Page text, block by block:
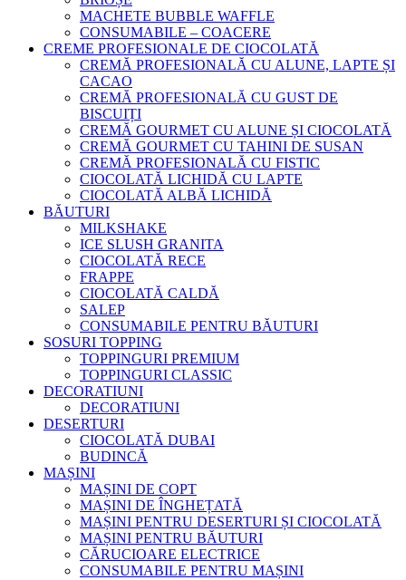
MACHETE BUBBLE WAFFLE
CONSUMABILE – COACERE
CREME PROFESIONALE DE CIOCOLATĂ
CREMĂ PROFESIONALĂ CU ALUNE, LAPTE ȘI
CACAO
CREMĂ PROFESIONALĂ CU GUST DE
BISCUIȚI
CREMĂ GOURMET CU ALUNE ȘI CIOCOLATĂ
CREMĂ GOURMET CU TAHINI DE SUSAN
CREMĂ PROFESIONALĂ CU FISTIC
CIOCOLATĂ LICHIDĂ CU LAPTE
CIOCOLATĂ ALBĂ LICHIDĂ
BĂUTURI
MILKSHAKE
ICE SLUSH GRANITA
CIOCOLATĂ RECE
FRAPPE
CIOCOLATĂ CALDĂ
SALEP
CONSUMABILE PENTRU BĂUTURI
SOSURI TOPPING
TOPPINGURI PREMIUM
TOPPINGURI CLASSIC
DECORATIUNI
DECORATIUNI
DESERTURI
CIOCOLATĂ DUBAI
BUDINCĂ
MAȘINI
MAȘINI DE COPT
MAȘINI DE ÎNGHEȚATĂ
MAȘINI PENTRU DESERTURI ȘI CIOCOLATĂ
MAȘINI PENTRU BĂUTURI
CĂRUCIOARE ELECTRICE
CONSUMABILE PENTRU MAȘINI